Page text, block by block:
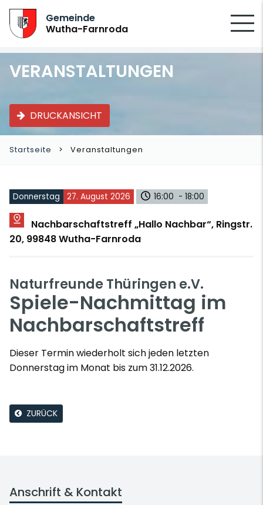
Gemeinde
Wutha-Farnroda
VERANSTALTUNGEN
DRUCKANSICHT
Startseite Veranstaltungen
Donnerstag 27. August 2026 16:00 - 18:00
Nachbarschaftstreff „Hallo Nachbar“, Ringstr.
20, 99848 Wutha-Farnroda
Naturfreunde Thüringen e.V.
Spiele-Nachmittag im
Nachbarschaftstreff
Dieser Termin wiederholt sich jeden letzten
Donnerstag im Monat bis zum 31.12.2026.
ZURÜCK
Anschrift & Kontakt